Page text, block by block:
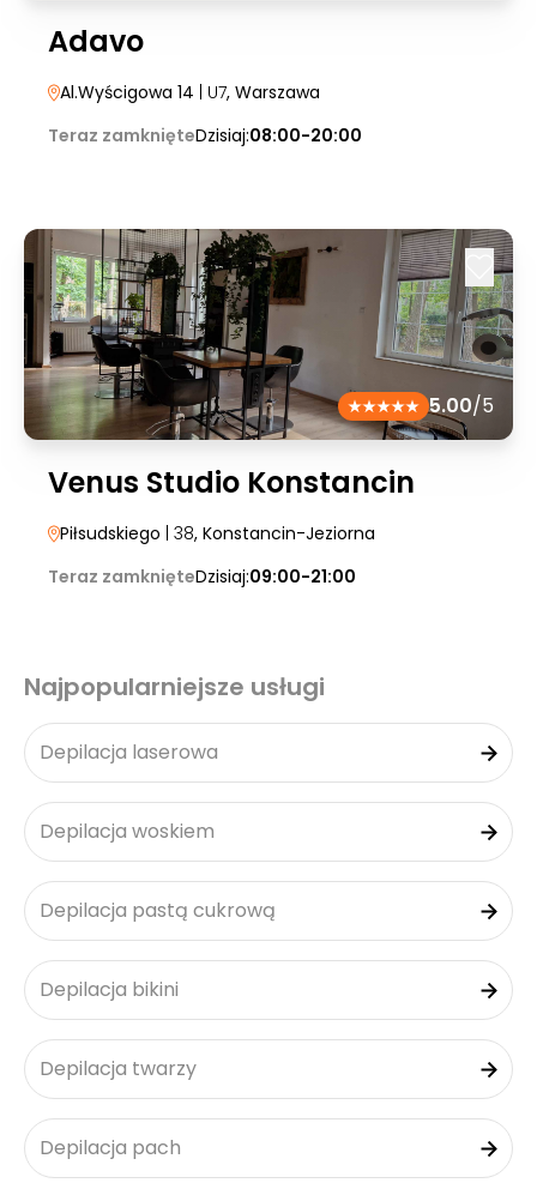
Adavo
Al.Wyścigowa 14 | U7, Warszawa
Teraz zamknięteDzisiaj:08:00-20:00
5.00/5
Venus Studio Konstancin
Piłsudskiego | 38, Konstancin-Jeziorna
Teraz zamknięteDzisiaj:09:00-21:00
Najpopularniejsze usługi
Depilacja laserowa
Depilacja woskiem
Depilacja pastą cukrową
Depilacja bikini
Depilacja twarzy
Depilacja pach